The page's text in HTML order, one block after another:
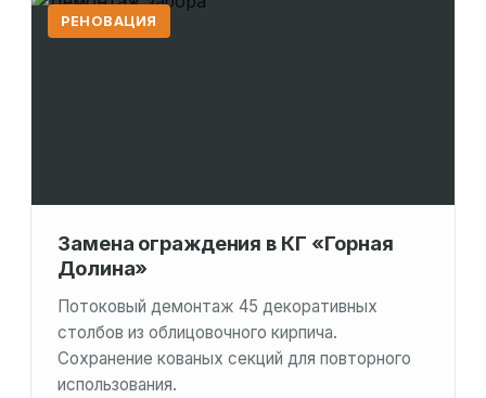
РЕНОВАЦИЯ
Замена ограждения в КГ «Горная
Долина»
Потоковый демонтаж 45 декоративных
столбов из облицовочного кирпича.
Сохранение кованых секций для повторного
использования.